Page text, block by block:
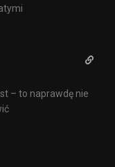
– to naprawdę nie